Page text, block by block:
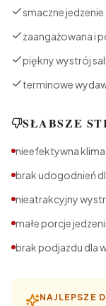
smaczne
zaangażowana i
piękny wystrój sali
terminowe
SŁABSZE
nieefektywna
brak udogodnień
nieatrakcyjny
małe porcje
brak podjazdu dla
NAJLEPSZE